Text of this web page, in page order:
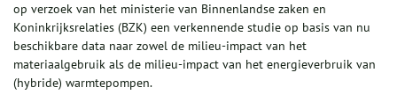
op verzoek van het ministerie van Binnenlandse zaken en
Koninkrijksrelaties (BZK) een verkennende studie op basis van nu
beschikbare data naar zowel de milieu-impact van het
materiaalgebruik als de milieu-impact van het energieverbruik van
(hybride) warmtepompen.